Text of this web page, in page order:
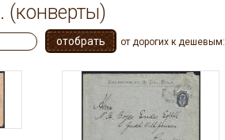
(конверты)
от дорогих к дешевым: